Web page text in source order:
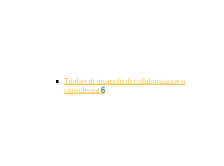
Titolari di incarichi di collaborazione o
consulenza 6